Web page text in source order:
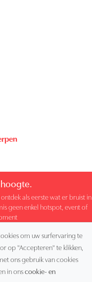
hoogte.
als eerste wat er bruist in
geen enkel hotspot, event of
om uw surfervaring te
op "Accepteren" te klikken,
ons gebruik van cookies
in ons cookie- en